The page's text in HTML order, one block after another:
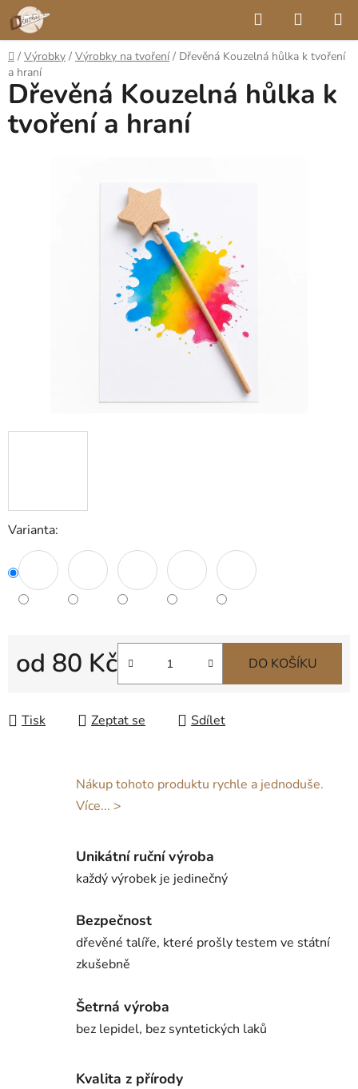
Přejít
na
obsah
Hledat
KOŠÍK
Domů
/ Výrobky / Výrobky na tvoření / Dřevěná Kouzelná hůlka k tvoření
a hraní
Varianta:
od 80 Kč DO KOŠÍKU
Tisk Zeptat se Sdílet
Dřevěná Kouzelná hůlka k
tvoření a hraní
Nákup tohoto produktu rychle a jednoduše.
Více... >
Unikátní ruční výroba
každý výrobek je jedinečný
Bezpečnost
dřevěné talíře, které prošly testem ve státní
zkušebně
Šetrná výroba
bez lepidel, bez syntetických laků
Kvalita z přírody